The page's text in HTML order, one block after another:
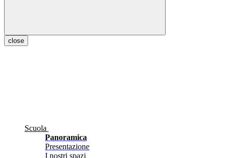
close
Scuola
Panoramica
Presentazione
I nostri spazi